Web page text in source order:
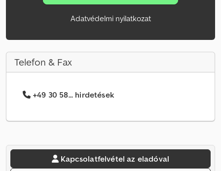
Adatvédelmi nyilatkozat
Telefon & Fax
+49 30 58... hirdetések
Kapcsolatfelvétel az eladóval